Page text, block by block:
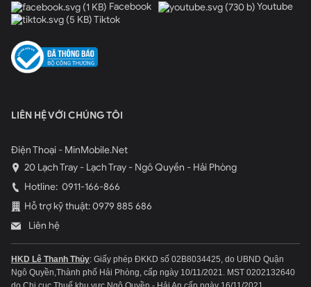
Facebook
Youtube
Tiktok
LIÊN HỆ VỚI CHÚNG TÔI
Điện Thoại - MinMobile.Net
20 Lạch Tray - Lạch Tray - Ngô Quyền - Hải Phòng
Hotline: 0911-166-866
Hỗ trợ kỹ thuật: 0979 885 686
Liên hệ
HKD Lê Thanh Thủy: Giấy phép ĐKKD số 02B8034425, do UBND Quận
Ngô Quyền,Thành phố Hải Phòng, cấp ngày 10/11/2021. MST 0202132640